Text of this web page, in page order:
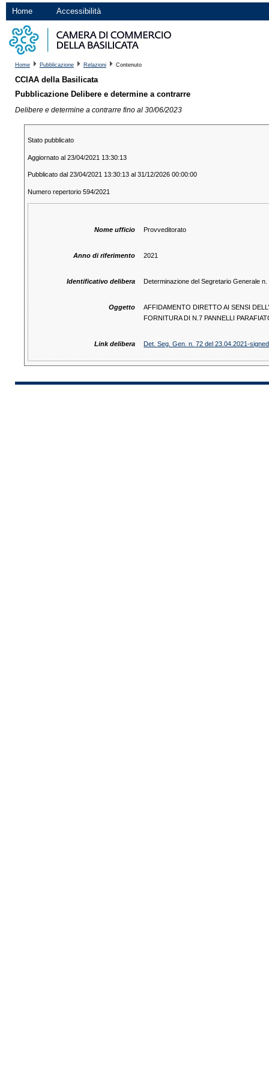
Home Accessibilità
Home Pubblicazione Relazioni Contenuto
CCIAA della Basilicata
Pubblicazione Delibere e determine a contrarre
Delibere e determine a contrarre fino al 30/06/2023
Stato pubblicato
Aggiornato al 23/04/2021 13:30:13
Pubblicato dal 23/04/2021 13:30:13 al 31/12/2026 00:00:00
Numero repertorio 594/2021
Nome ufficio Provveditorato
Anno di riferimento 2021
Identificativo delibera Determinazione del Segretario Generale
Oggetto
AFFIDAMENTO DIRETTO AI SENSI
FORNITURA DI N.7 PANNELLI
Link delibera Det. Seg. Gen. n. 72 del 23.04.2021-